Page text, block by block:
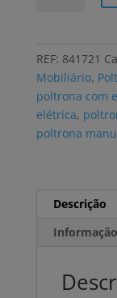
DOURO
com
elevação,
napa
castanha
REF: 841721
Mobiliário,
poltrona com
elétrica,
poltrona
Descrição